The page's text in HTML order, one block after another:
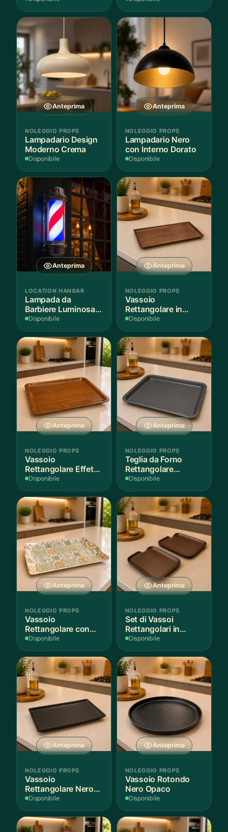
Anteprima
NOLEGGIO PROPS
Lampadario Design
Moderno Crema
Disponibile
Anteprima
NOLEGGIO PROPS
Lampadario Nero
con Interno Dorato
Disponibile
Anteprima
LOCATION HANGAR
Lampada da
Barbiere Luminosa
Rotante
Disponibile
Anteprima
NOLEGGIO PROPS
Vassoio
Rettangolare in
Legno Scuro
Disponibile
Anteprima
NOLEGGIO PROPS
Vassoio
Rettangolare Effetto
Legno
Disponibile
Anteprima
NOLEGGIO PROPS
Teglia da Forno
Rettangolare
Antiaderente
Disponibile
Anteprima
NOLEGGIO PROPS
Vassoio
Rettangolare con
Fantasia
Disponibile
Anteprima
NOLEGGIO PROPS
Set di Vassoi
Rettangolari in
Finitura Legno
Disponibile
Anteprima
NOLEGGIO PROPS
Vassoio
Rettangolare Nero
Opaco
Disponibile
Anteprima
NOLEGGIO PROPS
Vassoio Rotondo
Nero Opaco
Disponibile